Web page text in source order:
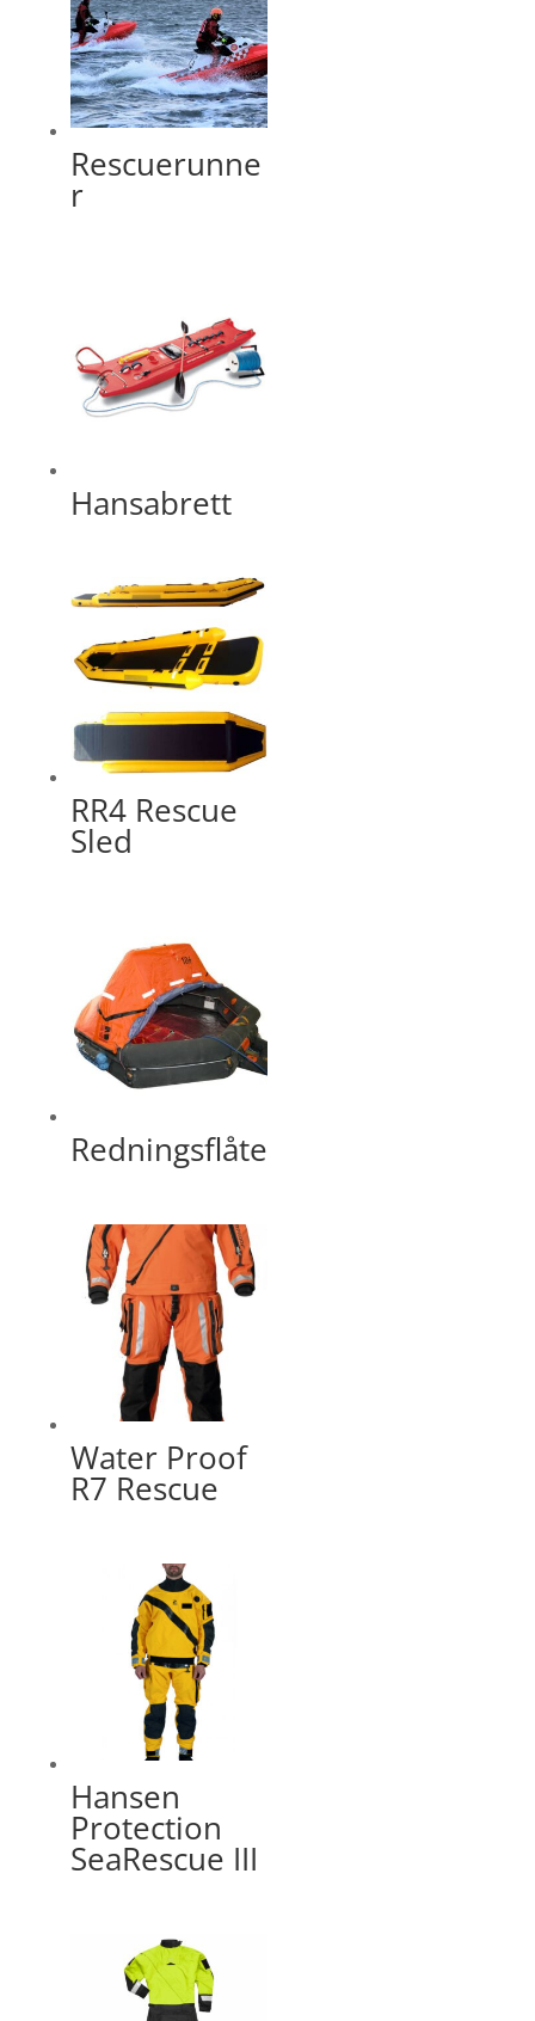
Rescuerunne
r
Hansabrett
RR4 Rescue
Sled
Redningsflåte
Water Proof
R7 Rescue
Hansen
Protection
SeaRescue III